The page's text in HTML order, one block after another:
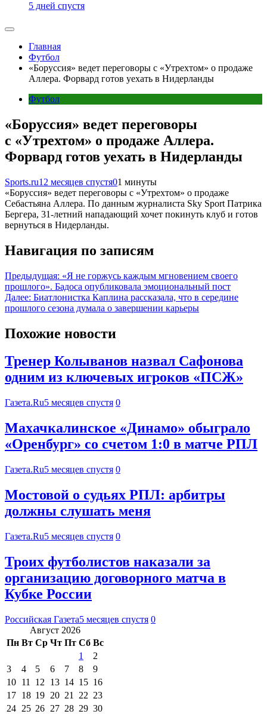
5 дней спустя
Главная
Футбол
«Боруссия» ведет переговоры с «Утрехтом» о продаже
Аллера. Форвард готов уехать в Нидерланды
Футбол
«Боруссия» ведет переговоры
с «Утрехтом» о продаже Аллера.
Форвард готов уехать в Нидерланды
Sports.ru12 месяцев спустя01 минуты
«Боруссия» ведет переговоры с «Утрехтом» о продаже
Себастьяна Аллера. По данным журналиста Sky Sport Патрика
Бергера, 31-летний нападающий хочет покинуть клуб и готов
вернуться в Нидерланды.
Навигация по записям
Предыдущая: «Я не горжусь каждым мгновением своего
прошлого». Бадоса опубликовала эмоциональный пост
Далее: Биатлонистка Каплина рассказала, что в середине
прошлого сезона думала о завершении карьеры
Похожие новости
Тренер Колыванов назвал Сафонова
одним из ключевых игроков «ПСЖ»
Газета.Ru5 месяцев спустя 0
Махачкалинское «Динамо» обыграло
«Оренбург» со счетом 1:0 в матче РПЛ
Газета.Ru5 месяцев спустя 0
Мостовой о судьях РПЛ: арбитры
должны слушать меня
Газета.Ru5 месяцев спустя 0
Троих футболистов наказали за
организацию договорного матча в
Кубке России
Российская Газета5 месяцев спустя 0
Август 2026
Пн Вт Ср Чт Пт Сб Вс
1
2
3
4 5 6 7 8
9
10 11 12 13 14 15 16
17 18 19 20 21 22 23
24 25 26 27 28 29 30